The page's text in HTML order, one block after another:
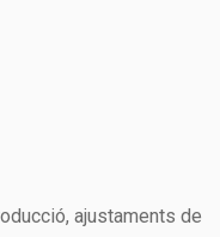
ajustaments de